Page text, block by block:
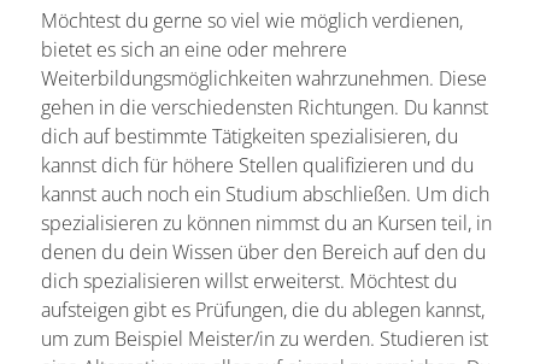
Möchtest du gerne so viel wie möglich verdienen,
bietet es sich an eine oder mehrere
Weiterbildungsmöglichkeiten wahrzunehmen. Diese
gehen in die verschiedensten Richtungen. Du kannst
dich auf bestimmte Tätigkeiten spezialisieren, du
kannst dich für höhere Stellen qualifizieren und du
kannst auch noch ein Studium abschließen. Um dich
spezialisieren zu können nimmst du an Kursen teil, in
denen du dein Wissen über den Bereich auf den du
dich spezialisieren willst erweiterst. Möchtest du
aufsteigen gibt es Prüfungen, die du ablegen kannst,
um zum Beispiel Meister/in zu werden. Studieren ist